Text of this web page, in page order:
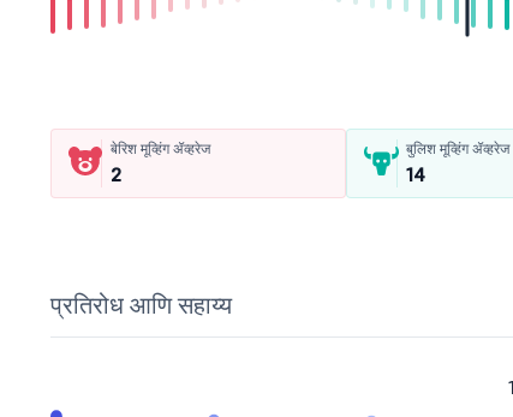
बेरिश मूव्हिंग ॲव्हरेज
2
बुलिश मूव्हिंग ॲव्हरेज
14
प्रतिरोध आणि सहाय्य